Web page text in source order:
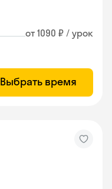
от 1090 ₽ / урок
Выбрать время